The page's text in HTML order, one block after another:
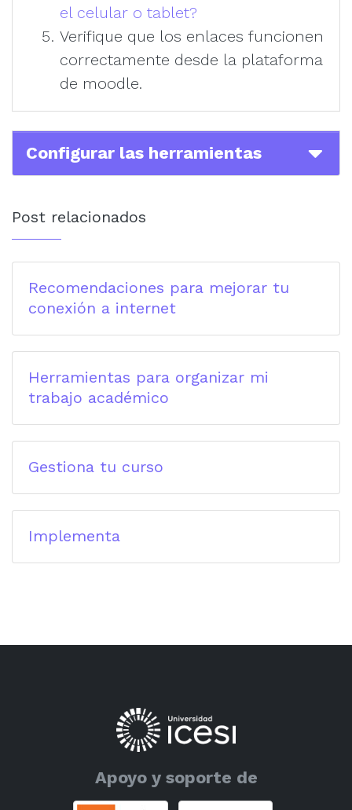
el celular o tablet?
Verifique que los enlaces funcionen
correctamente desde la plataforma
de moodle.
Configurar las herramientas
Post relacionados
Recomendaciones para mejorar tu
conexión a internet
Herramientas para organizar mi
trabajo académico
Gestiona tu curso
Implementa
Apoyo y soporte de